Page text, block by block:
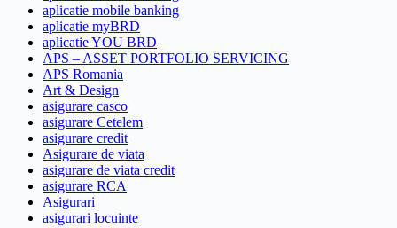
aplicatie mobile banking
aplicatie myBRD
aplicatie YOU BRD
APS – ASSET PORTFOLIO SERVICING
APS Romania
Art & Design
asigurare casco
asigurare Cetelem
asigurare credit
Asigurare de viata
asigurare de viata credit
asigurare RCA
Asigurari
asigurari locuinte